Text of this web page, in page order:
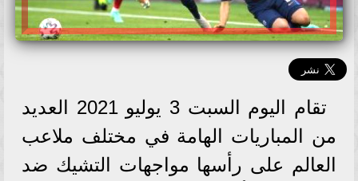
تقام اليوم السبت 3 يوليو 2021 العديد
من المباريات الهامة في مختلف ملاعب
العالم على رأسها مواجهات التشيك ضد